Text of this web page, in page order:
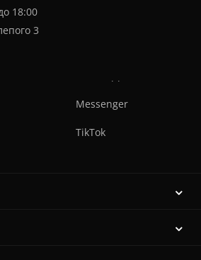
18:00
3
Messenger
TikTok